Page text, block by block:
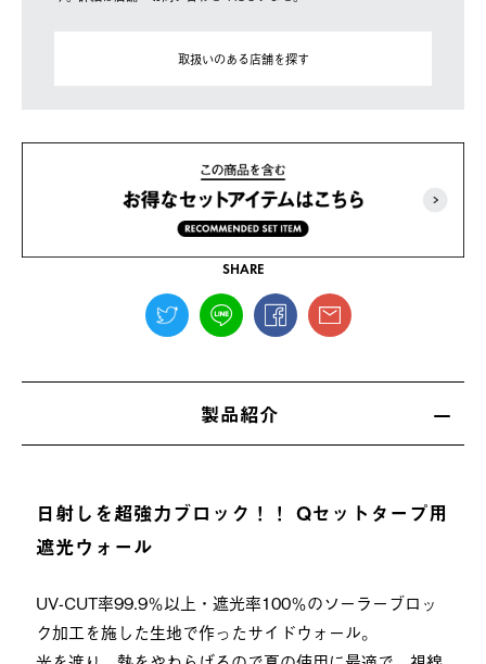
取扱いのある店舗を探す
SHARE
製品紹介
日射しを超強力ブロック！！ Qセットタープ用
遮光ウォール
UV-CUT率99.9％以上・遮光率100％のソーラーブロッ
ク加工を施した生地で作ったサイドウォール。